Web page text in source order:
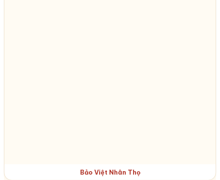
Bảo Việt Nhân Thọ